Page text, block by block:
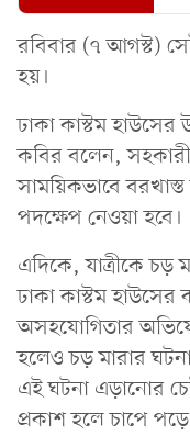
রবিবার (৭ আগস্ট)
হয়।
ঢাকা কাস্টম
কবির বলেন, সহকারী
সাময়িকভাবে
পদক্ষেপ নেওয়া হবে।
এদিকে, যাত্রীকে চড়
ঢাকা কাস্টম হাউসের
অসহযোগিতার
হলেও চড় মারার
এই ঘটনা এড়ানোর
প্রকাশ হলে চাপে